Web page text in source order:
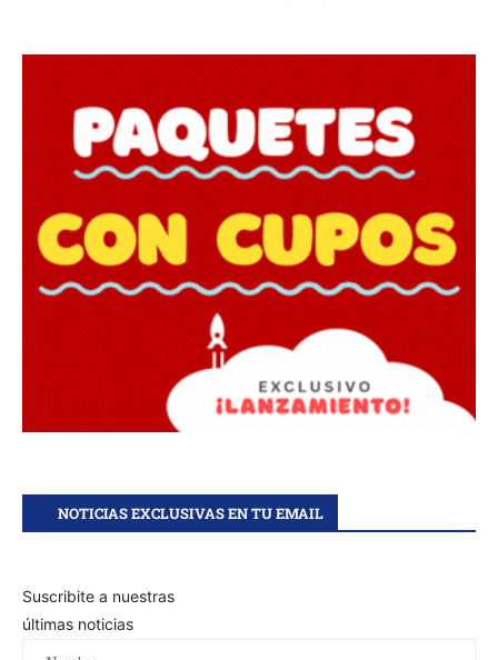
NOTICIAS EXCLUSIVAS EN TU EMAIL
Suscribite a nuestras
últimas noticias